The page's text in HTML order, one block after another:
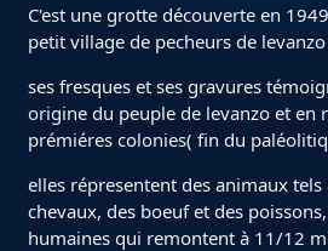
C'est une grotte découverte en
petit village de pecheurs de levanzo
ses fresques et ses gravures
origine du peuple de levanzo et en
prémiéres colonies( fin du
elles répresentent des animaux tels
chevaux, des boeuf et des
humaines qui remontent à 11/12